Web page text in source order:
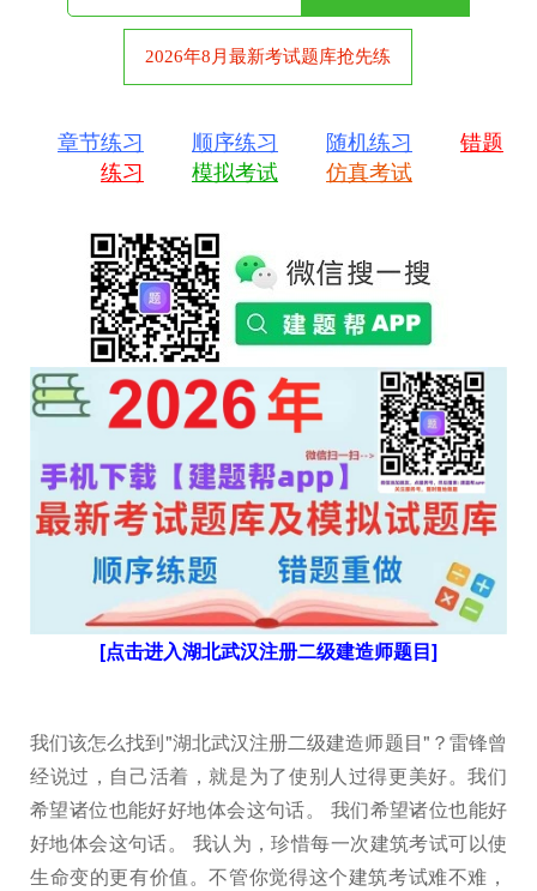
2026年8月最新考试题库抢先练
章节练习 顺序练习 随机练习
错题
练习
模拟考试 仿真考试
[点击进入湖北武汉注册二级建造师题目]
我们该怎么找到"湖北武汉注册二级建造师题目"？雷锋曾
经说过，自己活着，就是为了使别人过得更美好。我们
希望诸位也能好好地体会这句话。 我们希望诸位也能好
好地体会这句话。 我认为，珍惜每一次建筑考试可以使
生命变的更有价值。不管你觉得这个建筑考试难不难，